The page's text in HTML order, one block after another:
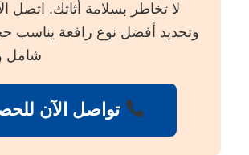
لا تخاطر بسلامة أثاثك. اتصل
وتحديد أفضل نوع رافعة يناسب
شامل
تواصل الآن